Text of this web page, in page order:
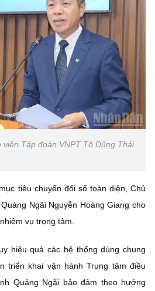
viên Tập đoàn VNPT Tô Dũng Thái
tiêu chuyển đổi số toàn diện, Chủ
Ngãi Nguyễn Hoàng Giang cho
vụ trọng tâm.
hiệu quả các hệ thống dùng chung
triển khai vận hành Trung tâm điều
Quảng Ngãi bảo đảm theo hướng